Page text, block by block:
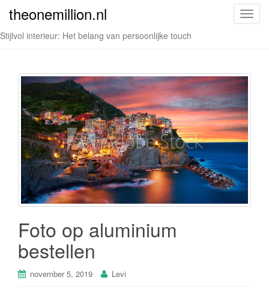
T
l
e
a
v
i
g
a
o
theonemillion.nl
Stijlvol interieur: Het belang van persoonlijke touch
Foto op aluminium
bestellen
november 5, 2019 Levi